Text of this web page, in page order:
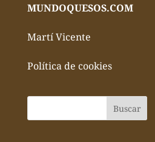
MUNDOQUESOS.COM
Martí Vicente
Política de cookies